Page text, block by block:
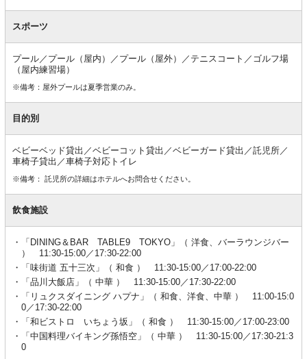
スポーツ
プール／プール（屋内）／プール（屋外）／テニスコート／ゴルフ場
（屋内練習場）
※備考：屋外プールは夏季営業のみ。
目的別
ベビーベッド貸出／ベビーコット貸出／ベビーガード貸出／託児所／
車椅子貸出／車椅子対応トイレ
※備考： 託児所の詳細はホテルへお問合せください。
飲食施設
「DINING＆BAR TABLE9 TOKYO」（ 洋食、バーラウンジバー
） 11:30-15:00／17:30-22:00
「味街道 五十三次」（ 和食 ） 11:30-15:00／17:00-22:00
「品川大飯店」（ 中華 ） 11:30-15:00／17:30-22:00
「リュクスダイニング ハプナ」（ 和食、洋食、中華 ） 11:00-15:0
0／17:30-22:00
「和ビストロ いちょう坂」（ 和食 ） 11:30-15:00／17:00-23:00
「中国料理バイキング孫悟空」（ 中華 ） 11:30-15:00／17:30-21:3
0